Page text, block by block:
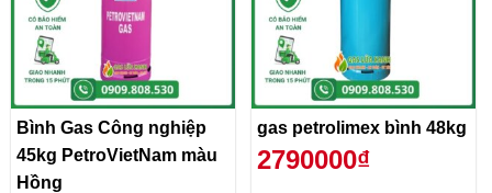
Bình Gas Công nghiệp
45kg PetroVietNam màu
Hồng
gas petrolimex bình 48kg
2790000₫